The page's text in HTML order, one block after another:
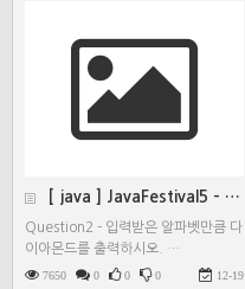
[ java ] JavaFestival5 - Quest…
Question2 - 입력받은 알파벳만큼 다
이아몬드를 출력하시오. …
7650 0 0 0 12-19